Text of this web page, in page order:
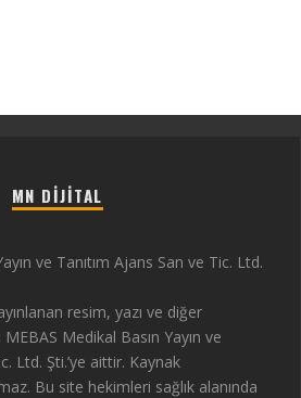
MN DIJITAL
ve Tanıtım Ajans San ve Tic. Ltd.
resim, yazı ve diğer
Medikal Basın Yayın ve
Ltd. Şti.’ye aittir. Kaynak
Bu site hekimleri sağlık alanında